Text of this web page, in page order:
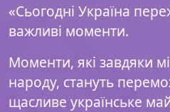
«Сьогодні Україна
важливі моменти.
Моменти, які завдяки
народу, стануть
щасливе українське